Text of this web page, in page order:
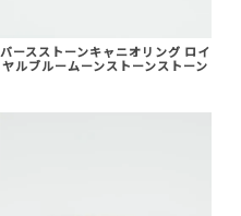
バースストーンキャニオリング ロイ
ヤルブルームーンストーンストーン